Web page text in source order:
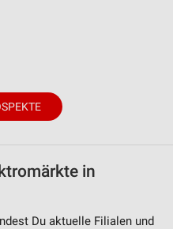
in
Du aktuelle Filialen und